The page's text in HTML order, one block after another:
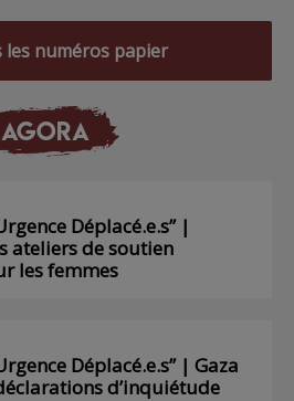
les numéros papier
AGORA
Déplacé.e.s” |
ateliers de soutien
les femmes
Déplacé.e.s” | Gaza
d’inquiétude